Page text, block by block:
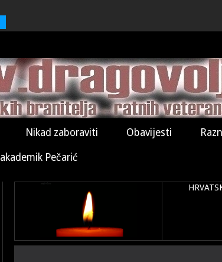
Nikad zaboraviti Obavijesti
akademik Pečarić